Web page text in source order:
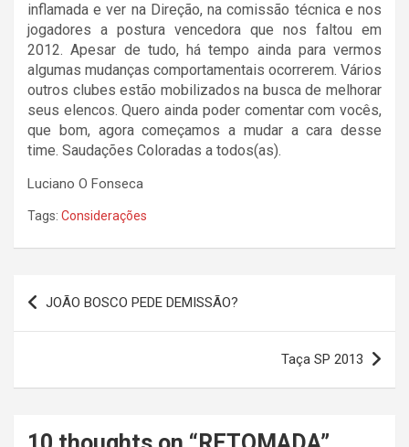
inflamada e ver na Direção, na comissão técnica e nos
jogadores a postura vencedora que nos faltou em
2012. Apesar de tudo, há tempo ainda para vermos
algumas mudanças comportamentais ocorrerem. Vários
outros clubes estão mobilizados na busca de melhorar
seus elencos. Quero ainda poder comentar com vocês,
que bom, agora começamos a mudar a cara desse
time. Saudações Coloradas a todos(as).
Luciano O Fonseca
Tags: Considerações
Navegação
de
JOÃO BOSCO PEDE DEMISSÃO?
Taça SP 2013